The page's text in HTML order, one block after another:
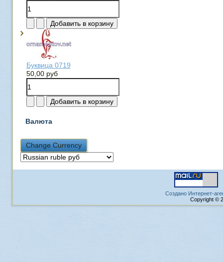
Буквица 0719
50,00 руб
Валюта
Создано Интернет-
Copyright ©